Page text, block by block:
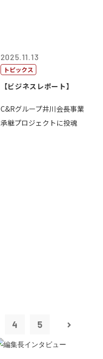
2025.11.13
トピックス
【ビジネスレポート】
C&Rグループ井川会長事業
承継プロジェクトに投魂
4 5